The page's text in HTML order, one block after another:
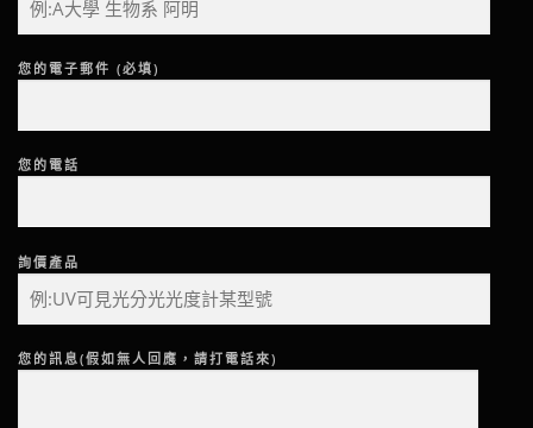
您的電子郵件 (必填)
您的電話
詢價產品
您的訊息(假如無人回應，請打電話來)